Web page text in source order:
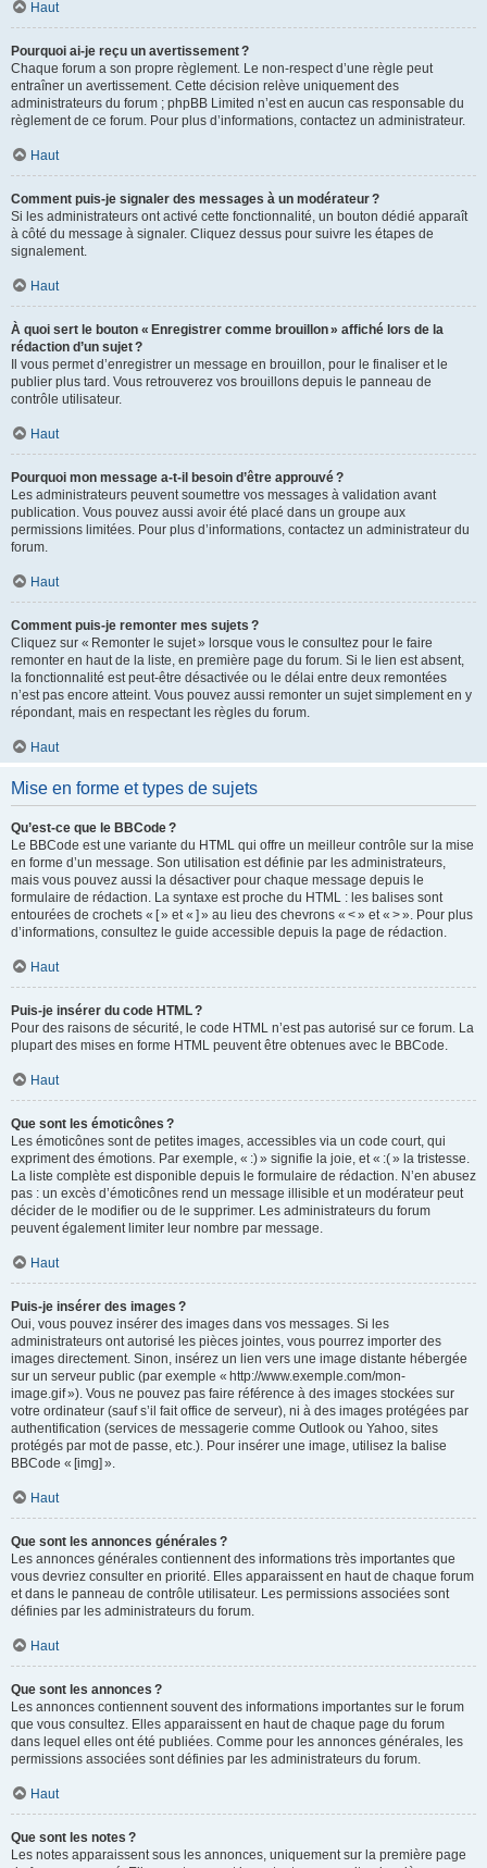
Haut
Pourquoi ai-je reçu un avertissement ?
Chaque forum a son propre règlement. Le non-respect d’une règle peut
entraîner un avertissement. Cette décision relève uniquement des
administrateurs du forum ; phpBB Limited n’est en aucun cas responsable du
règlement de ce forum. Pour plus d’informations, contactez un administrateur.
Haut
Comment puis-je signaler des messages à un modérateur ?
Si les administrateurs ont activé cette fonctionnalité, un bouton dédié apparaît
à côté du message à signaler. Cliquez dessus pour suivre les étapes de
signalement.
Haut
À quoi sert le bouton « Enregistrer comme brouillon » affiché lors de la
rédaction d’un sujet ?
Il vous permet d’enregistrer un message en brouillon, pour le finaliser et le
publier plus tard. Vous retrouverez vos brouillons depuis le panneau de
contrôle utilisateur.
Haut
Pourquoi mon message a-t-il besoin d’être approuvé ?
Les administrateurs peuvent soumettre vos messages à validation avant
publication. Vous pouvez aussi avoir été placé dans un groupe aux
permissions limitées. Pour plus d’informations, contactez un administrateur du
forum.
Haut
Comment puis-je remonter mes sujets ?
Cliquez sur « Remonter le sujet » lorsque vous le consultez pour le faire
remonter en haut de la liste, en première page du forum. Si le lien est absent,
la fonctionnalité est peut-être désactivée ou le délai entre deux remontées
n’est pas encore atteint. Vous pouvez aussi remonter un sujet simplement en y
répondant, mais en respectant les règles du forum.
Haut
Mise en forme et types de sujets
Qu’est-ce que le BBCode ?
Le BBCode est une variante du HTML qui offre un meilleur contrôle sur la mise
en forme d’un message. Son utilisation est définie par les administrateurs,
mais vous pouvez aussi la désactiver pour chaque message depuis le
formulaire de rédaction. La syntaxe est proche du HTML : les balises sont
entourées de crochets « [ » et « ] » au lieu des chevrons « < » et « > ». Pour plus
d’informations, consultez le guide accessible depuis la page de rédaction.
Haut
Puis-je insérer du code HTML ?
Pour des raisons de sécurité, le code HTML n’est pas autorisé sur ce forum. La
plupart des mises en forme HTML peuvent être obtenues avec le BBCode.
Haut
Que sont les émoticônes ?
Les émoticônes sont de petites images, accessibles via un code court, qui
expriment des émotions. Par exemple, « :) » signifie la joie, et « :( » la tristesse.
La liste complète est disponible depuis le formulaire de rédaction. N’en abusez
pas : un excès d’émoticônes rend un message illisible et un modérateur peut
décider de le modifier ou de le supprimer. Les administrateurs du forum
peuvent également limiter leur nombre par message.
Haut
Puis-je insérer des images ?
Oui, vous pouvez insérer des images dans vos messages. Si les
administrateurs ont autorisé les pièces jointes, vous pourrez importer des
images directement. Sinon, insérez un lien vers une image distante hébergée
sur un serveur public (par exemple « http://www.exemple.com/mon-
image.gif »). Vous ne pouvez pas faire référence à des images stockées sur
votre ordinateur (sauf s’il fait office de serveur), ni à des images protégées par
authentification (services de messagerie comme Outlook ou Yahoo, sites
protégés par mot de passe, etc.). Pour insérer une image, utilisez la balise
BBCode « [img] ».
Haut
Que sont les annonces générales ?
Les annonces générales contiennent des informations très importantes que
vous devriez consulter en priorité. Elles apparaissent en haut de chaque forum
et dans le panneau de contrôle utilisateur. Les permissions associées sont
définies par les administrateurs du forum.
Haut
Que sont les annonces ?
Les annonces contiennent souvent des informations importantes sur le forum
que vous consultez. Elles apparaissent en haut de chaque page du forum
dans lequel elles ont été publiées. Comme pour les annonces générales, les
permissions associées sont définies par les administrateurs du forum.
Haut
Que sont les notes ?
Les notes apparaissent sous les annonces, uniquement sur la première page